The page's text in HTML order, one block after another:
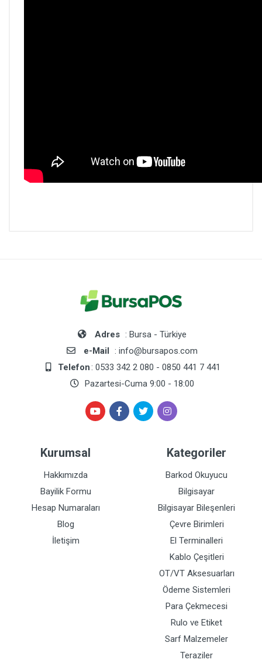
Adres : Bursa - Türkiye
e-Mail : info@bursapos.com
Telefon: 0533 342 2 080 - 0850 441 7 441
Pazartesi-Cuma 9:00 - 18:00
Kurumsal
Hakkımızda
Bayilik Formu
Hesap Numaraları
Blog
İletişim
Kategoriler
Barkod Okuyucu
Bilgisayar
Bilgisayar Bileşenleri
Çevre Birimleri
El Terminalleri
Kablo Çeşitleri
OT/VT Aksesuarları
Ödeme Sistemleri
Para Çekmecesi
Rulo ve Etiket
Sarf Malzemeler
Teraziler